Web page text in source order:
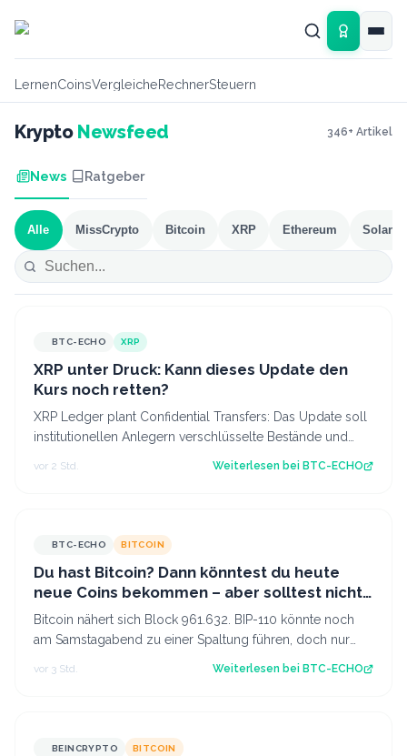
LernenCoinsVergleicheRechnerSteuern
Krypto Newsfeed 346+ Artikel
News Ratgeber
Alle MissCrypto Bitcoin XRP Ethereum Solana
BTC-ECHO XRP
XRP unter Druck: Kann dieses Update den
Kurs noch retten?
XRP Ledger plant Confidential Transfers: Das Update soll
institutionellen Anlegern verschlüsselte Bestände und
vor 2 Std. Weiterlesen bei BTC-ECHO
BTC-ECHO BITCOIN
Du hast Bitcoin? Dann könntest du heute
neue Coins bekommen – aber solltest nicht
verkaufen
Bitcoin nähert sich Block 961.632. BIP-110 könnte noch
am Samstagabend zu einer Spaltung führen, doch nur
wenige Miner signalisieren Zustimm…
vor 3 Std. Weiterlesen bei BTC-ECHO
BEINCRYPTO BITCOIN